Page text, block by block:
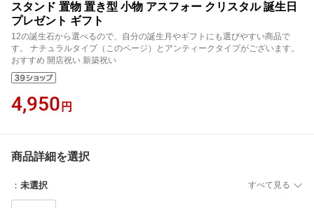
スタンド 置物 置き型 小物 アスフォー クリスタル 誕生日
プレゼント ギフト
12の誕生石から選べるので、自分の誕生月やギフトにも選びやすい商品で
す。 ナチュラルタイプ（このページ）とアンティークタイプがございます。
おすすめ 開店祝い 新築祝い
4,950 円
商品詳細を選択
： 未選択 すべて見る